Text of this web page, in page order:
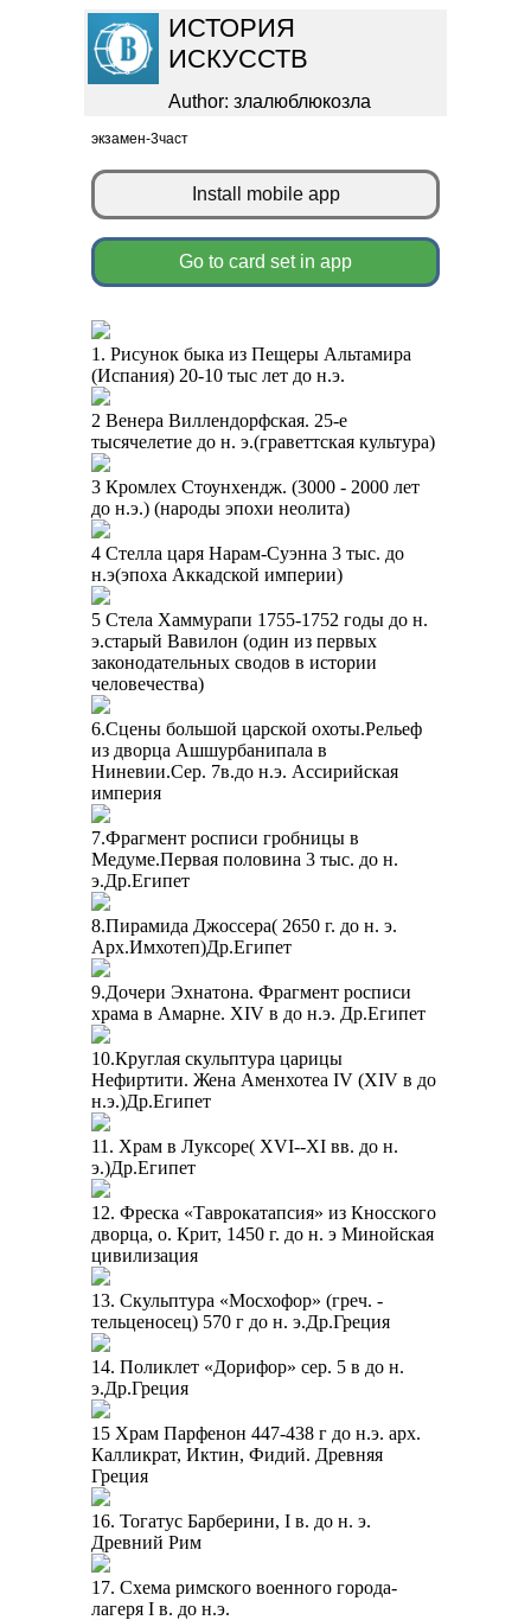
ИСТОРИЯ
ИСКУССТВ
Author: злалюблюкозла
экзамен-3част
Install mobile app
Go to card set in app
1. Рисунок быка из Пещеры Альтамира
(Испания) 20-10 тыс лет до н.э.
2 Венера Виллендорфская. 25-е
тысячелетие до н. э.(граветтская культура)
3 Кромлех Стоунхендж. (3000 - 2000 лет
до н.э.) (народы эпохи неолита)
4 Стелла царя Нарам-Суэнна 3 тыс. до
н.э(эпоха Аккадской империи)
5 Стела Хаммурапи 1755-1752 годы до н.
э.старый Вавилон (один из первых
законодательных сводов в истории
человечества)
6.Сцены большой царской охоты.Рельеф
из дворца Ашшурбанипала в
Ниневии.Сер. 7в.до н.э. Ассирийская
империя
7.Фрагмент росписи гробницы в
Медуме.Первая половина 3 тыс. до н.
э.Др.Египет
8.Пирамида Джоссера( 2650 г. до н. э.
Арх.Имхотеп)Др.Египет
9.Дочери Эхнатона. Фрагмент росписи
храма в Амарне. XIV в до н.э. Др.Египет
10.Круглая скульптура царицы
Нефиртити. Жена Аменхотеа IV (XIV в до
н.э.)Др.Египет
11. Храм в Луксоре( XVI--XI вв. до н.
э.)Др.Египет
12. Фреска «Таврокатапсия» из Кносского
дворца, о. Крит, 1450 г. до н. э Минойская
цивилизация
13. Скульптура «Мосхофор» (греч. -
тельценосец) 570 г до н. э.Др.Греция
14. Поликлет «Дорифор» сер. 5 в до н.
э.Др.Греция
15 Храм Парфенон 447-438 г до н.э. арх.
Калликрат, Иктин, Фидий. Древняя
Греция
16. Тогатус Барберини, I в. до н. э.
Древний Рим
17. Схема римского военного города-
лагеря I в. до н.э.